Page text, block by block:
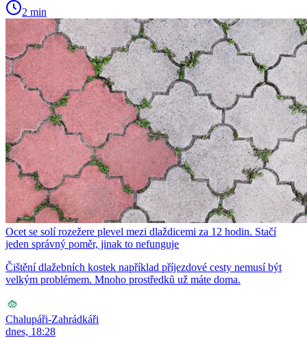
2 min
Ocet se solí rozežere plevel mezi dlaždicemi za 12 hodin. Stačí
jeden správný poměr, jinak to nefunguje
Čištění dlažebních kostek například příjezdové cesty nemusí být
velkým problémem. Mnoho prostředků už máte doma.
Chalupáři-Zahrádkáři
dnes, 18:28